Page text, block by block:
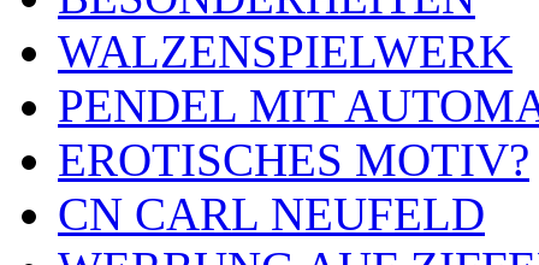
WALZENSPIELWERK
PENDEL MIT
EROTISCHES MOTIV?
CN CARL NEUFELD